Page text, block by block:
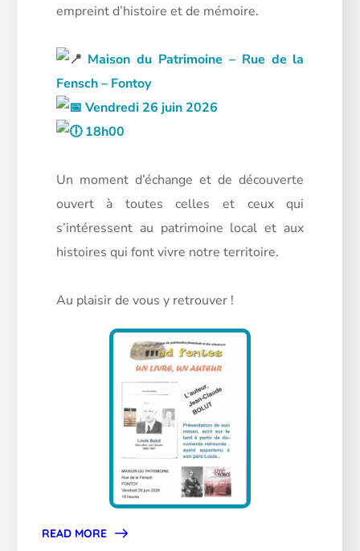
empreint d’histoire et de mémoire.
Maison du Patrimoine – Rue de la
Fensch – Fontoy
Vendredi 26 juin 2026
18h00
Un moment d’échange et de découverte
ouvert à toutes celles et ceux qui
s’intéressent au patrimoine local et aux
histoires qui font vivre notre territoire.
Au plaisir de vous y retrouver !
READ MORE